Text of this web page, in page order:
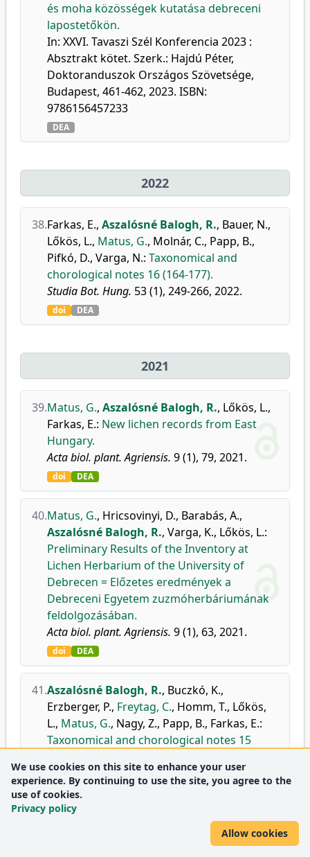
és moha közösségek kutatása debreceni
lapostetőkön.
In: XXVI. Tavaszi Szél Konferencia 2023 :
Absztrakt kötet. Szerk.: Hajdú Péter,
Doktoranduszok Országos Szövetsége,
Budapest, 461-462, 2023. ISBN:
9786156457233
DEA
2022
38.Farkas, E., Aszalósné Balogh, R., Bauer, N.,
Lőkös, L., Matus, G., Molnár, C., Papp, B.,
Pifkó, D., Varga, N.: Taxonomical and
chorological notes 16 (164-177).
Studia Bot. Hung. 53 (1), 249-266, 2022.
doi DEA
2021
39.Matus, G., Aszalósné Balogh, R., Lőkös, L.,
Farkas, E.: New lichen records from East
Hungary.
Acta biol. plant. Agriensis. 9 (1), 79, 2021.
doi DEA
40.Matus, G., Hricsovinyi, D., Barabás, A.,
Aszalósné Balogh, R., Varga, K., Lőkös, L.:
Preliminary Results of the Inventory at
Lichen Herbarium of the University of
Debrecen = Előzetes eredmények a
Debreceni Egyetem zuzmóherbáriumának
feldolgozásában.
Acta biol. plant. Agriensis. 9 (1), 63, 2021.
doi DEA
41.Aszalósné Balogh, R., Buczkó, K.,
Erzberger, P., Freytag, C., Homm, T., Lőkös,
L., Matus, G., Nagy, Z., Papp, B., Farkas, E.:
Taxonomical and chorological notes 15
Studia Bot. Hung.52 (2), 165-184, 2021.
doi DEA
We use cookies on this site to enhance your user
experience. By continuing to use the site, you agree to the
use of cookies.
Privacy policy
Allow cookies